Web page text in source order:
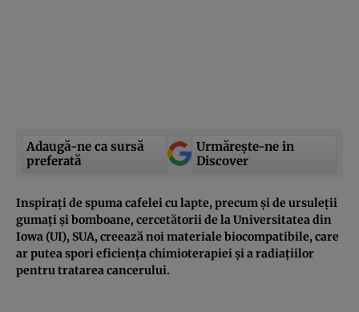
Adaugă-ne ca sursă
preferată
Urmărește-ne in
Discover
Inspirați de spuma cafelei cu lapte, precum și de ursuleții
gumați și bomboane, cercetătorii de la Universitatea din
Iowa (UI), SUA, creează noi materiale biocompatibile, care
ar putea spori eficiența chimioterapiei și a radiațiilor
pentru tratarea cancerului.